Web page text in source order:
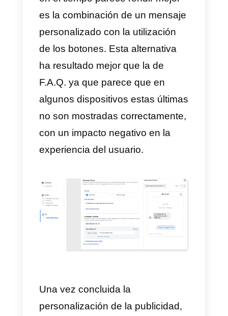
“Crea nuevo”, será posible
seleccionar entre las siguientes
opciones:
1)Mensaje de bienvenida
estándar:un sencillo mensaje
que puede incluir un saludo y
algunas preguntas que la
tu empresa
2)
Mensaje de bienvenida
personalizado”:
videos, botones y mucho más a